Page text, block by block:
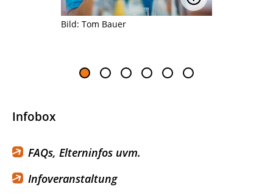
Bild: Tom Bauer
Infobox
FAQs, Elterninfos uvm.
Infoveranstaltung